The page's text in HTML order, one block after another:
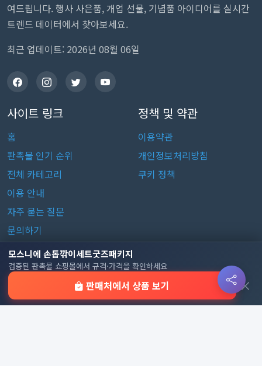
모스니에 손톱깎이세트굿즈패키지
검증된 판촉물 쇼핑몰에서 규격·가격을 확인하세요
판매처에서 상품 보기 ×
여드립니다. 행사 사은품, 개업 선물, 기념품 아이디어를 실시간
트렌드 데이터에서 찾아보세요.
최근 업데이트: 2026년 08월 06일
사이트 링크
홈
판촉물 인기 순위
전체 카테고리
이용 안내
자주 묻는 질문
문의하기
정책 및 약관
이용약관
개인정보처리방침
쿠키 정책
판촉물 카테고리
가정/생활용품 감염예방용품 골프선물세트
골프용품
달력/다이어리
레저/운동용품 명품자개상품
문구용품